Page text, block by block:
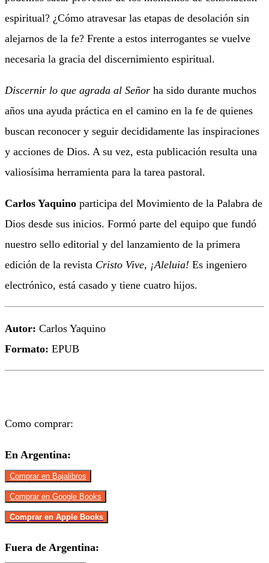
espiritual? ¿Cómo atravesar las etapas de desolación sin
alejarnos de la fe? Frente a estos interrogantes se vuelve
necesaria la gracia del discernimiento espiritual.
Discernir lo que agrada al Señor ha sido durante muchos
años una ayuda práctica en el camino en la fe de quienes
buscan reconocer y seguir decididamente las inspiraciones
y acciones de Dios. A su vez, esta publicación resulta una
valiosísima herramienta para la tarea pastoral.
Carlos Yaquino participa del Movimiento de la Palabra de
Dios desde sus inicios. Formó parte del equipo que fundó
nuestro sello editorial y del lanzamiento de la primera
edición de la revista Cristo Vive, ¡Aleluia! Es ingeniero
electrónico, está casado y tiene cuatro hijos.
Autor: Carlos Yaquino
Formato: EPUB
Como comprar:
En Argentina:
Comprar en Bajalibros
Comprar en Google Books
Comprar en Apple Books
Fuera de Argentina: